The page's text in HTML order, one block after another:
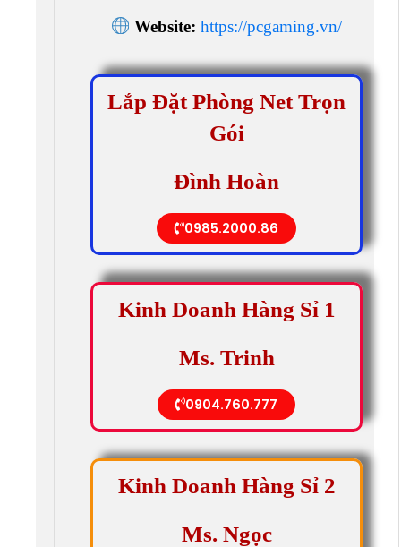
Website: https://pcgaming.vn/
Lắp Đặt Phòng Net Trọn
Gói
Đình Hoàn
0985.2000.86
Kinh Doanh Hàng Sỉ 1
Ms. Trinh
0904.760.777
Kinh Doanh Hàng Sỉ 2
Ms. Ngọc